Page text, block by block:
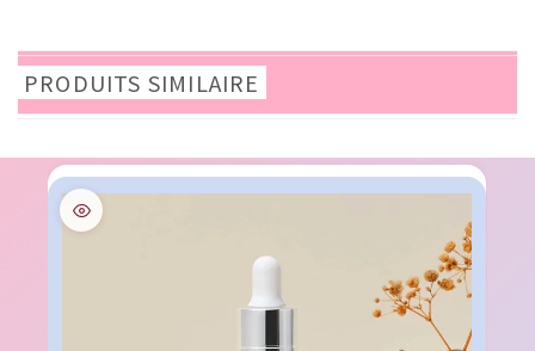
PRODUITS SIMILAIRE